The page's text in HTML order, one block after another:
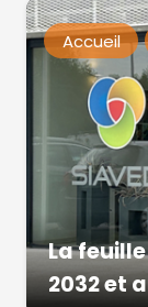
Accueil
La
2032 et